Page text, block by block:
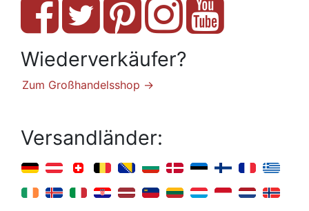
Wiederverkäufer?
Zum Großhandelsshop →
Versandländer: